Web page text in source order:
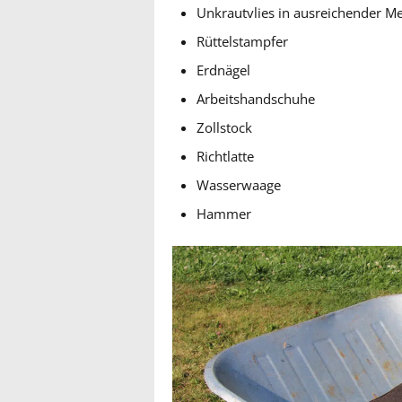
Unkrautvlies in ausreichender
Rüttelstampfer
Erdnägel
Arbeitshandschuhe
Zollstock
Richtlatte
Wasserwaage
Hammer